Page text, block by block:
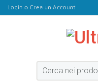
Login o Crea un Account